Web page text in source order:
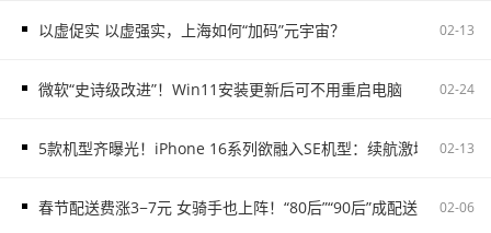
以虚促实 以虚强实，上海如何“加码”元宇宙？ 02-13
微软“史诗级改进”！Win11安装更新后可不用重启电脑 02-24
5款机型齐曝光！iPhone 16系列欲融入SE机型：续航激增、8G内
02-13
春节配送费涨3−7元 女骑手也上阵！“80后”“90后”成配送主力02-06